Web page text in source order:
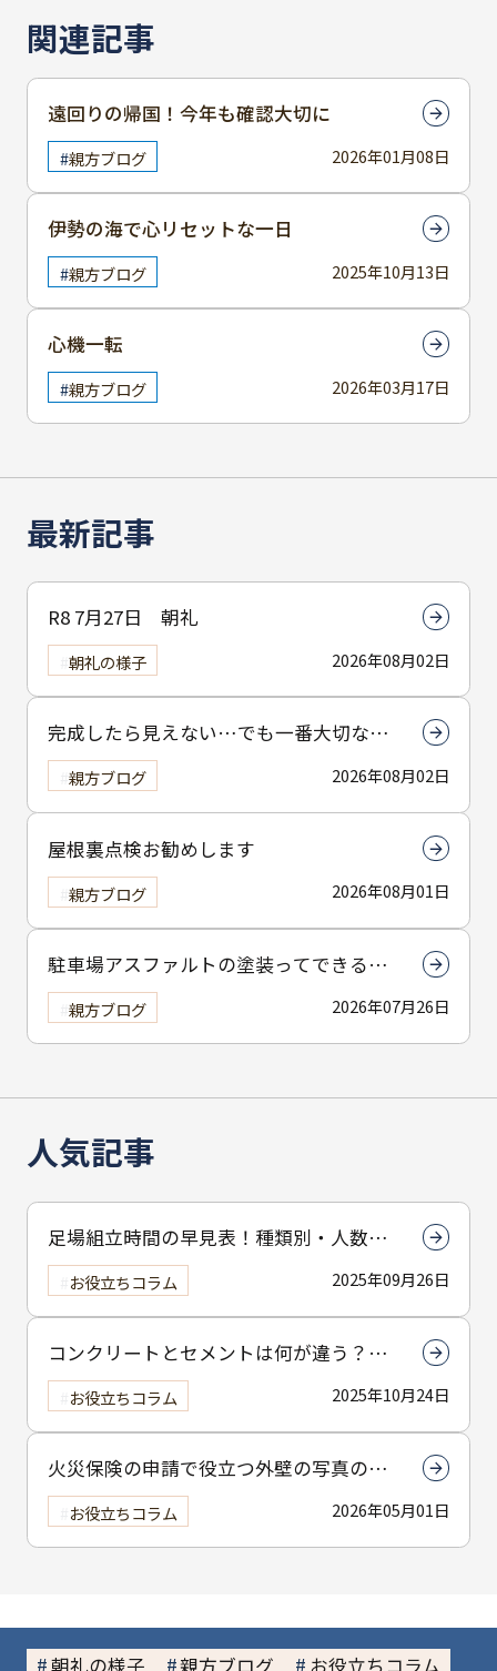
最新記事
R8 7月27日 朝礼
2026年08月02日
朝礼の様子
完成したら見えない…でも一番大切なん
は下塗りです
2026年08月02日
親方ブログ
屋根裏点検お勧めします
2026年08月01日
親方ブログ
駐車場アスファルトの塗装ってできる
の？
2026年07月26日
親方ブログ
人気記事
足場組立時間の早見表！種類別・人数別
で組立時間を解説
2025年09月26日
お役立ちコラム
コンクリートとセメントは何が違う？強
度や使い分けを徹底解説
2025年10月24日
お役立ちコラム
火災保険の申請で役立つ外壁の写真の撮
り方とは？撮影のコツを解説
2026年05月01日
お役立ちコラム
関連記事
2026年01月08日
遠回りの帰国！今年も確認大切に
親方ブログ
2025年10月13日
伊勢の海で心リセットな一日
親方ブログ
2026年03月17日
心機一転
親方ブログ